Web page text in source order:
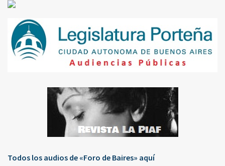
Todos los audios de «Foro de Baires» aquí